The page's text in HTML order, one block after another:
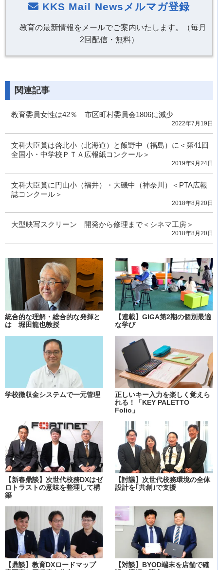
KKS Mail Newsメルマガ登録
教育の最新情報をメールでご案内いたします。（毎月
2回配信・無料）
関連記事
教育委員女性は42％ 市区町村委員会1806に減少
2022年7月19日
文科大臣賞は啓北小（北海道）と飯野中（福島）に＜第41回
全国小・中学校ＰＴＡ広報紙コンクール＞
2019年9月24日
文科大臣賞に円山小（福井）・大磯中（神奈川）＜PTA広報
誌コンクール＞
2018年8月20日
大型映写スクリーン 開発から修理まで＜シネマ工房＞
2018年8月20日
統合的な理解・総合的な発揮と
は 堀田龍也教授
【連載】GIGA第2期の個別最適
な学び
学校徴収金システムで一元管理
正しいキー入力を楽しく覚えら
れる！「KEY PALETTO
Folio」
【新春鼎談】次世代校務DXはゼ
ロトラストの意味を整理して構
築
【討議】次世代校務環境の全体
設計を｢共創｣で支援
【鼎談】教育DXロードマップ
【対談】BYOD端末を店舗で確